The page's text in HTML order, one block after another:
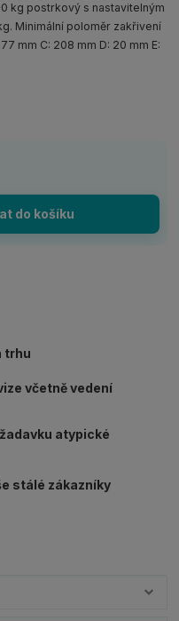
kg postrkový s nastavitelným
Minimální poloměr zakřivení
mm C: 208 mm D: 20 mm E:
do košíku
trhu
včetně vedení
atypické
stálé zákazníky